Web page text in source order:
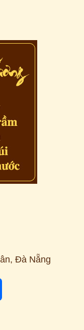
Đà Nẵng